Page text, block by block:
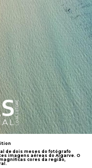
de dois meses do fotógrafo
imagens aéreas do Algarve. O
cores da região,